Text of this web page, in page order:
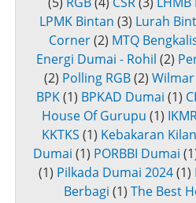
LPMK Bintan (3) Lurah
Corner (2) MTQ
Energi Dumai - Rohil (2)
(2) Polling RGB(2)
BPK(1) BPKAD Dumai (1)
House Of Gurupu (1)
KKTKS (1) Kebakaran
Dumai (1) PORBBI Dumai
(1) Pilkada Dumai 2024(1)
Berbagi (1) The Best